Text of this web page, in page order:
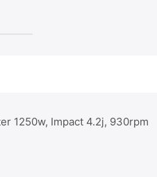
1250w, Impact 4.2j, 930rpm